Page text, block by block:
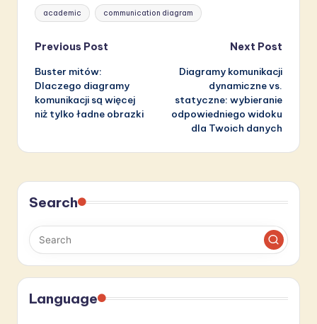
Tags:
academic communication diagram
Post
navigation
Previous Post
Buster mitów:
Dlaczego diagramy
komunikacji są więcej
niż tylko ładne obrazki
Next Post
Diagramy komunikacji
dynamiczne vs.
statyczne: wybieranie
odpowiedniego widoku
dla Twoich danych
Search
Language